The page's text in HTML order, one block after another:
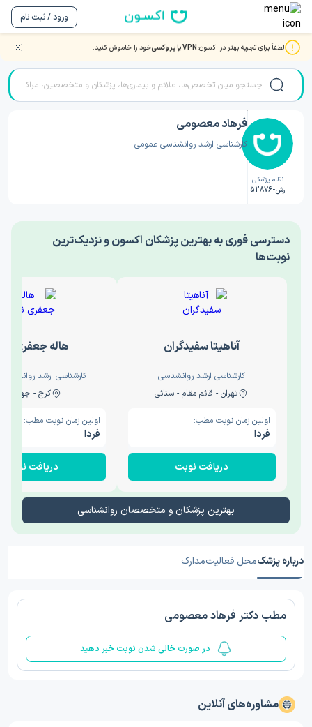
ورود / ثبت نام
لطفاً برای تجربه بهتر در اکسون،VPN یا پروکسی خود را خاموش کنید. صفحه اصلی/دکتر روانشناسی/فرهاد معصومی
نظام پزشکی
رش-52876
فرهاد معصومی
کارشناسی ارشد روانشناسی عمومی
‎دسترسی فوری به بهترین پزشکان اکسون و نزدیک‌ترین
نوبت‌ها
آناهیتا سفیدگران
کارشناسی ارشد روانشناسی
تهران - قائم مقام - سنائی
اولین زمان نوبت مطب:
فردا
دریافت نوبت
هاله جعفری
کارشناسی ارشد
کرج - جهانشهر
اولین زمان نوبت مطب:
فردا
دریافت نوبت
بهترین پزشکان و متخصصان روانشناسی
درباره پزشکمحل فعالیتمدارک
مطب دکتر فرهاد معصومی
در صورت خالی شدن نوبت خبر دهید
مشاوره‌های آنلاین